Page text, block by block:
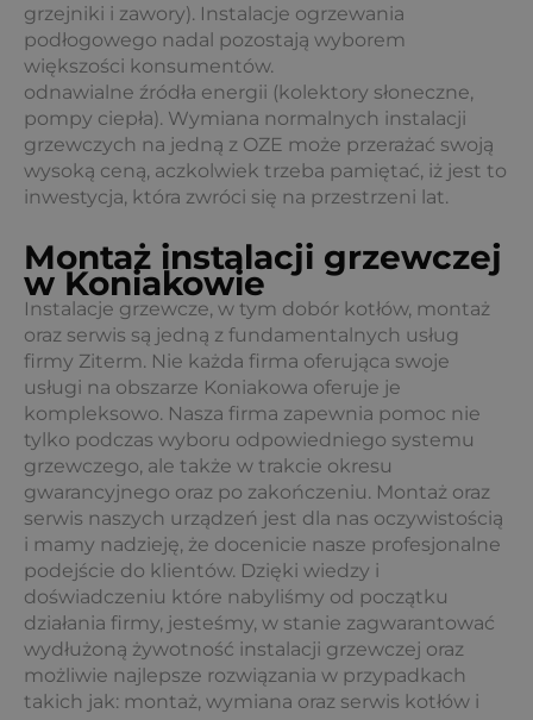
grzejniki i zawory). Instalacje ogrzewania
podłogowego nadal pozostają wyborem
większości konsumentów.
odnawialne źródła energii (kolektory słoneczne,
pompy ciepła). Wymiana normalnych instalacji
grzewczych na jedną z OZE może przerażać swoją
wysoką ceną, aczkolwiek trzeba pamiętać, iż jest to
inwestycja, która zwróci się na przestrzeni lat.
Montaż instalacji grzewczej
w Koniakowie
Instalacje grzewcze, w tym dobór kotłów, montaż
oraz serwis są jedną z fundamentalnych usług
firmy Ziterm. Nie każda firma oferująca swoje
usługi na obszarze Koniakowa oferuje je
kompleksowo. Nasza firma zapewnia pomoc nie
tylko podczas wyboru odpowiedniego systemu
grzewczego, ale także w trakcie okresu
gwarancyjnego oraz po zakończeniu. Montaż oraz
serwis naszych urządzeń jest dla nas oczywistością
i mamy nadzieję, że docenicie nasze profesjonalne
podejście do klientów. Dzięki wiedzy i
doświadczeniu które nabyliśmy od początku
działania firmy, jesteśmy, w stanie zagwarantować
wydłużoną żywotność instalacji grzewczej oraz
możliwie najlepsze rozwiązania w przypadkach
takich jak: montaż, wymiana oraz serwis kotłów i